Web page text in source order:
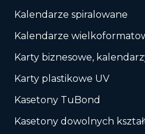
Kalendarze spiralowane
Kalendarze
Karty biznesowe,
Karty plastikowe UV
Kasetony TuBond
Kasetony dowolnych